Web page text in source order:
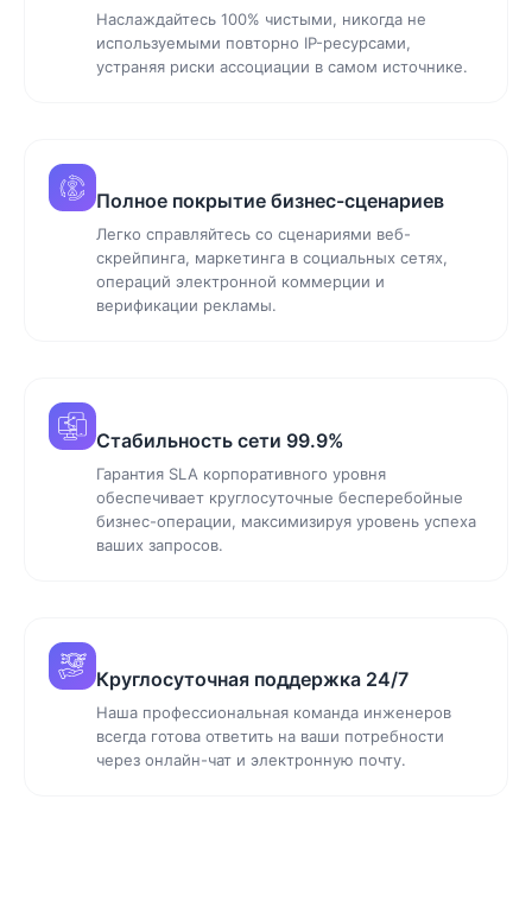
Наслаждайтесь 100% чистыми, никогда не
используемыми повторно IP-ресурсами,
устраняя риски ассоциации в самом источнике.
Полное покрытие бизнес-сценариев
Легко справляйтесь со сценариями веб-
скрейпинга, маркетинга в социальных сетях,
операций электронной коммерции и
верификации рекламы.
Стабильность сети 99.9%
Гарантия SLA корпоративного уровня
обеспечивает круглосуточные бесперебойные
бизнес-операции, максимизируя уровень успеха
ваших запросов.
Круглосуточная поддержка 24/7
Наша профессиональная команда инженеров
всегда готова ответить на ваши потребности
через онлайн-чат и электронную почту.